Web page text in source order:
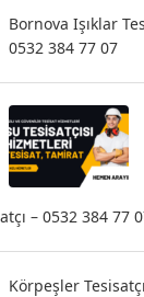
Bornova Işıklar
0532 384 77 07
– 0532 384 77
Körpeşler